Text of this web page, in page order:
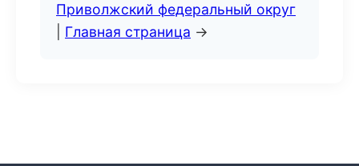
Приволжский федеральный округ
Главная страница →